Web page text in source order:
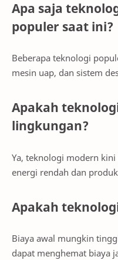
Apa saja
populer saat ini?
Beberapa teknologi
mesin uap, dan sistem
Apakah
lingkungan?
Ya, teknologi modern
energi rendah dan
Apakah
Biaya awal mungkin
dapat menghemat biaya